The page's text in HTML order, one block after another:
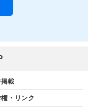
載
・リンク